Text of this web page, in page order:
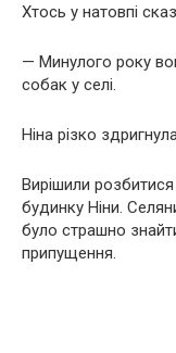
Хтось у натовпі
— Минулого року
собак у селі.
Ніна різко
Вирішили розбитися
будинку Ніни.
було страшно
припущення.